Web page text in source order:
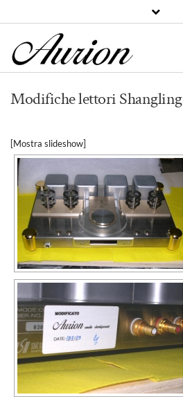
Modifiche lettori Shangling
[Mostra slideshow]